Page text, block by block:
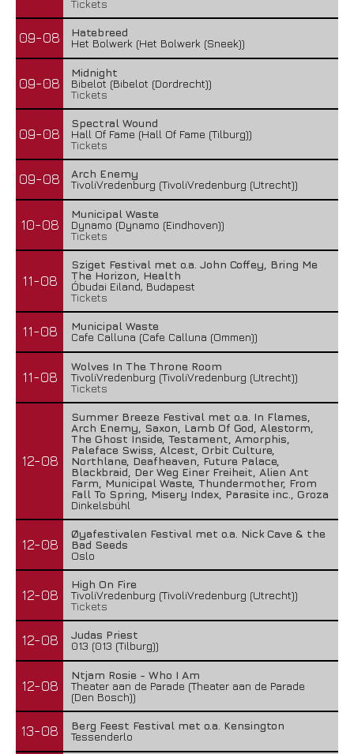
Tickets
09-08
Hatebreed
Het Bolwerk (Het Bolwerk (Sneek))
09-08
Midnight
Bibelot (Bibelot (Dordrecht))
Tickets
09-08
Spectral Wound
Hall Of Fame (Hall Of Fame (Tilburg))
Tickets
09-08
Arch Enemy
TivoliVredenburg (TivoliVredenburg (Utrecht))
10-08
Municipal Waste
Dynamo (Dynamo (Eindhoven))
Tickets
11-08
Sziget Festival met o.a. John Coffey, Bring Me
The Horizon, Health
Óbudai Eiland, Budapest
Tickets
11-08
Municipal Waste
Cafe Calluna (Cafe Calluna (Ommen))
11-08
Wolves In The Throne Room
TivoliVredenburg (TivoliVredenburg (Utrecht))
Tickets
12-08
Summer Breeze Festival met o.a. In Flames,
Arch Enemy, Saxon, Lamb Of God, Alestorm,
The Ghost Inside, Testament, Amorphis,
Paleface Swiss, Alcest, Orbit Culture,
Northlane, Deafheaven, Future Palace,
Blackbraid, Der Weg Einer Freiheit, Alien Ant
Farm, Municipal Waste, Thundermother, From
Fall To Spring, Misery Index, Parasite inc., Groza
Dinkelsbühl
12-08
Øyafestivalen Festival met o.a. Nick Cave & the
Bad Seeds
Oslo
12-08
High On Fire
TivoliVredenburg (TivoliVredenburg (Utrecht))
Tickets
12-08
Judas Priest
013 (013 (Tilburg))
12-08
Ntjam Rosie - Who I Am
Theater aan de Parade (Theater aan de Parade
(Den Bosch))
13-08
Berg Feest Festival met o.a. Kensington
Tessenderlo